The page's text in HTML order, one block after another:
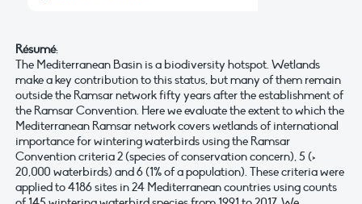
Résumé:
The Mediterranean Basin is a biodiversity hotspot. Wetlands
make a key contribution to this status, but many of them remain
outside the Ramsar network fifty years after the establishment of
the Ramsar Convention. Here we evaluate the extent to which the
Mediterranean Ramsar network covers wetlands of international
importance for wintering waterbirds using the Ramsar
Convention criteria 2 (species of conservation concern), 5 (>
20,000 waterbirds) and 6 (1% of a population). These criteria were
applied to 4186 sites in 24 Mediterranean countries using counts